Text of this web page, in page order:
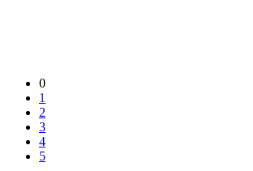
0
1
2
3
4
5